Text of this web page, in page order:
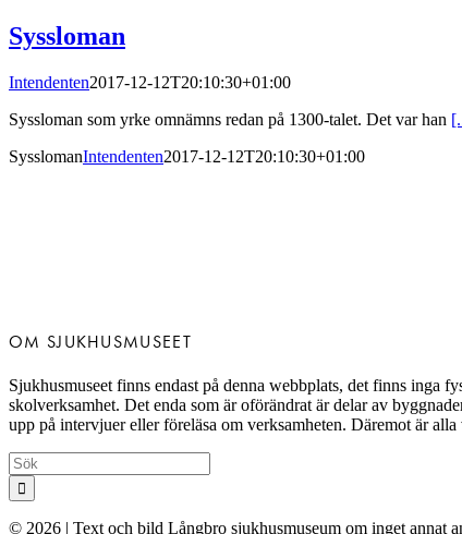
Syssloman
Intendenten2017-12-12T20:10:30+01:00
Syssloman som yrke omnämns redan på 1300-talet. Det var han
SysslomanIntendenten2017-12-12T20:10:30+01:00
OM SJUKHUSMUSEET
Sjukhusmuseet finns endast på denna webbplats, det finns inga
skolverksamhet. Det enda som är oförändrat är delar av
upp på intervjuer eller föreläsa om verksamheten. Däremot är
Sök
efter:
© 2026 | Text och bild Långbro sjukhusmuseum om inget annat